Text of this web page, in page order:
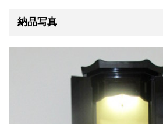
納品写真